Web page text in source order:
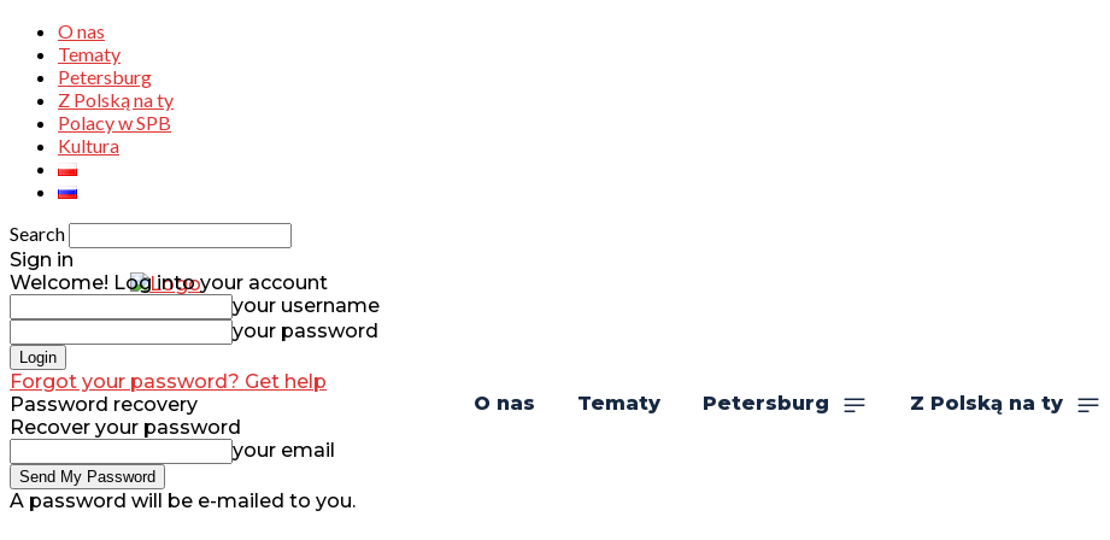
O nas
Tematy
Petersburg
Z Polską na ty
Polacy w SPB
Kultura
Search
O nas Tematy Petersburg Z Polską na ty
Sign in
Welcome! Log into your account
your username
your password
Forgot your password? Get help
Password recovery
Recover your password
your email
A password will be e-mailed to you.